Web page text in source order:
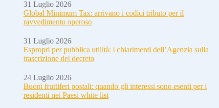
31 Luglio 2026
Global Minimum Tax: arrivano i codici tributo per il
ravvedimento operoso
31 Luglio 2026
Espropri per pubblica utilità: i chiarimenti dell’Agenzia sulla
trascrizione del decreto
24 Luglio 2026
Buoni fruttiferi postali: quando gli interessi sono esenti per i
residenti nei Paesi white list